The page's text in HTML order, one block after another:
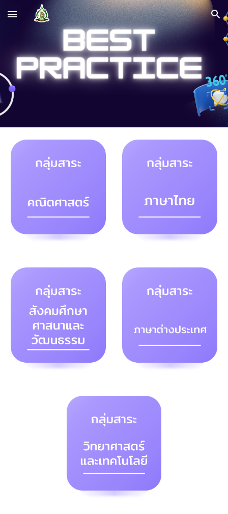
Skip to main content Skip to navigation